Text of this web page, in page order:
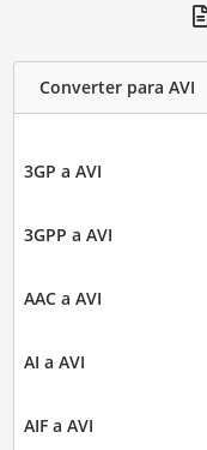
Converter para AVI
3GP a AVI
3GPP a AVI
AAC a AVI
AI a AVI
AIF a AVI